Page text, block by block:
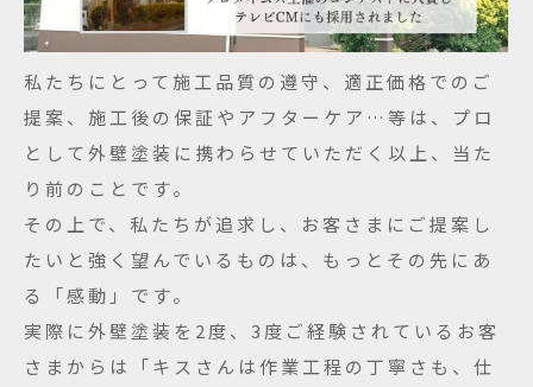
私たちにとって施工品質の遵守、適正価格でのご
提案、施工後の保証やアフターケア…等は、プロ
として外壁塗装に携わらせていただく以上、当た
り前のことです。
その上で、私たちが追求し、お客さまにご提案し
たいと強く望んでいるものは、もっとその先にあ
る「感動」です。
実際に外壁塗装を2度、3度ご経験されているお客
さまからは「キスさんは作業工程の丁寧さも、仕